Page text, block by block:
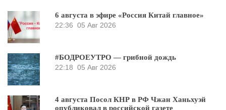
6 августа в эфире «Россия Китай главное»
22:36 05 Авг 2026
#БОДРОЕУТРО — грибной дождь
22:18 05 Авг 2026
4 августа Посол КНР в РФ Чжан Ханьхуэй
опубликовал в российской газете